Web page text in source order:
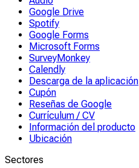
Google Drive
Spotify
Google Forms
Microsoft Forms
SurveyMonkey
Calendly
Descarga de la aplicación
Cupón
Reseñas de Google
Currículum / CV
Información del producto
Ubicación
Sectores